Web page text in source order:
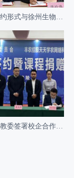
以线上签约形式与徐州生物工程职院达成合作
与涪陵区教委签署校企合作协议共建育人新机制